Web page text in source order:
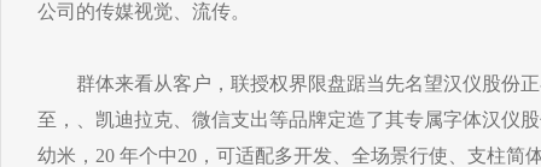
公司的传媒视觉、流传。
群体来看从客户，联授权界限盘踞当先名望汉仪股份正
至，、凯迪拉克、微信支出等品牌定造了其专属字体汉仪
幼米，20 年个中20，可适配多开发、全场景行使、支柱简